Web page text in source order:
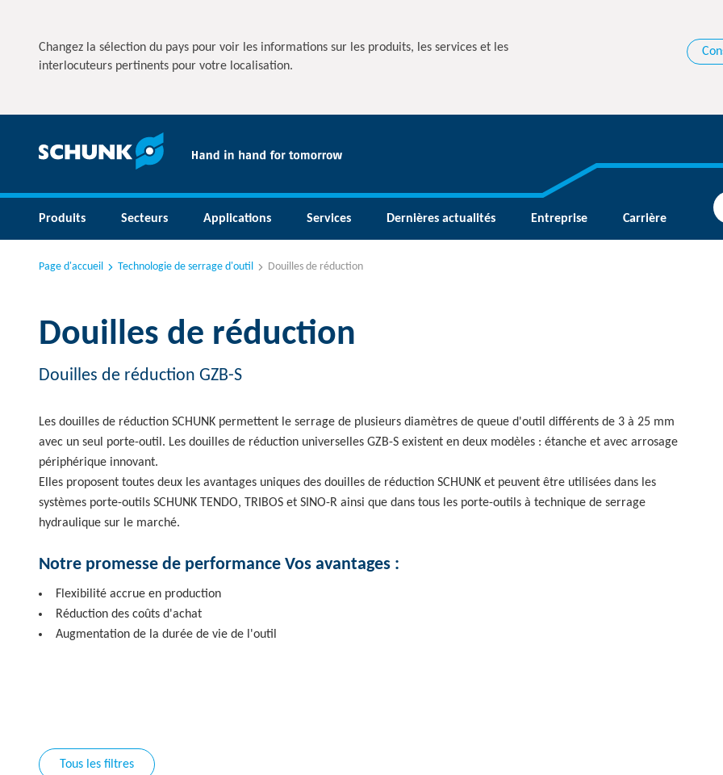
Changez la sélection du pays pour voir les informations sur les produits, les services et les
interlocuteurs pertinents pour votre localisation.
Produits Secteurs Applications Services Dernières actualités Entreprise Carrière
Page d'accueil Technologie de serrage d'outil Douilles de réduction
Douilles de réduction
Douilles de réduction GZB-S
Les douilles de réduction SCHUNK permettent le serrage de plusieurs diamètres de queue d'outil différents de 3 à 25 mm
avec un seul porte-outil. Les douilles de réduction universelles GZB-S existent en deux modèles : étanche et avec arrosage
périphérique innovant.
Elles proposent toutes deux les avantages uniques des douilles de réduction SCHUNK et peuvent être utilisées dans les
systèmes porte-outils SCHUNK TENDO, TRIBOS et SINO-R ainsi que dans tous les porte-outils à technique de serrage
hydraulique sur le marché.
Notre promesse de performance Vos avantages :
Flexibilité accrue en production
Réduction des coûts d'achat
Augmentation de la durée de vie de l'outil
Tous les filtres